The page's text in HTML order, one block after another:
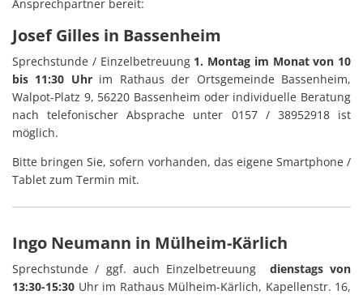
Ansprechpartner bereit:
Josef Gilles in Bassenheim
Sprechstunde / Einzelbetreuung 1. Montag im Monat von 10
bis 11:30 Uhrim Rathaus der Ortsgemeinde Bassenheim,
Walpot-Platz 9, 56220 Bassenheim oder individuelle Beratung
nach telefonischer Absprache unter 0157 / 38952918 ist
möglich.
Bitte bringen Sie, sofern vorhanden, das eigene Smartphone /
Tablet zum Termin mit.
Ingo Neumann in Mülheim-Kärlich
Sprechstunde / ggf. auch Einzelbetreuung dienstags von
13:30-15:30 Uhr im Rathaus Mülheim-Kärlich, Kapellenstr. 16,